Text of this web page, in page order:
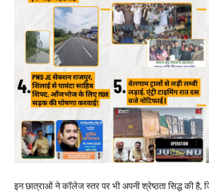
इन छात्राओं ने कॉलेज स्तर पर भी अपनी श्रेष्ठता सिद्ध की है,